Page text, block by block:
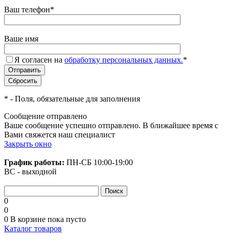
Ваш телефон*
Ваше имя
Я согласен на обработку персональных данных.*
* - Поля, обязательные для заполнения
Сообщение отправлено
Ваше сообщение успешно отправлено. В ближайшее время с
Вами свяжется наш специалист
Закрыть окно
График работы: ПН-СБ 10:00-19:00
ВС - выходной
0
0
0 В корзине пока пусто
Каталог товаров